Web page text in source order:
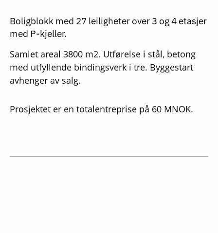
Boligblokk med 27 leiligheter over 3 og 4 etasjer
med P-kjeller.
Samlet areal 3800 m2. Utførelse i stål, betong
med utfyllende bindingsverk i tre. Byggestart
avhenger av salg.
Prosjektet er en totalentreprise på 60 MNOK.